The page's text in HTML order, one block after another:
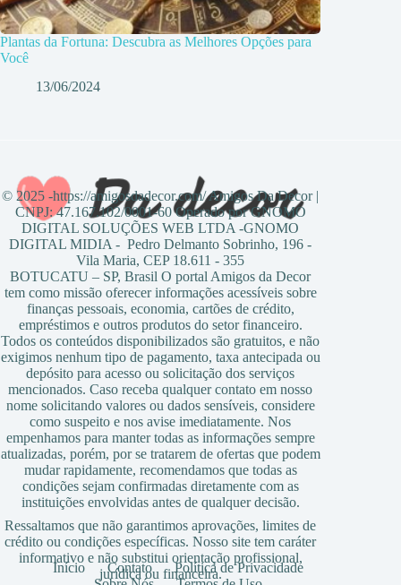
Plantas da Fortuna: Descubra as Melhores Opções para
Você
13/06/2024
© 2025 -https://amigosdadecor.com/ Amigos Da Decor |
CNPJ: 47.167.102/0001-60 Operado por GNOMO
DIGITAL SOLUÇÕES WEB LTDA -GNOMO
DIGITAL MIDIA - Pedro Delmanto Sobrinho, 196 -
Vila Maria, CEP 18.611 - 355
BOTUCATU – SP, Brasil O portal Amigos da Decor
tem como missão oferecer informações acessíveis sobre
finanças pessoais, economia, cartões de crédito,
empréstimos e outros produtos do setor financeiro.
Todos os conteúdos disponibilizados são gratuitos, e não
exigimos nenhum tipo de pagamento, taxa antecipada ou
depósito para acesso ou solicitação dos serviços
mencionados. Caso receba qualquer contato em nosso
nome solicitando valores ou dados sensíveis, considere
como suspeito e nos avise imediatamente. Nos
empenhamos para manter todas as informações sempre
atualizadas, porém, por se tratarem de ofertas que podem
mudar rapidamente, recomendamos que todas as
condições sejam confirmadas diretamente com as
instituições envolvidas antes de qualquer decisão.
Ressaltamos que não garantimos aprovações, limites de
crédito ou condições específicas. Nosso site tem caráter
informativo e não substitui orientação profissional,
jurídica ou financeira.
Início Contato
Política de Privacidade